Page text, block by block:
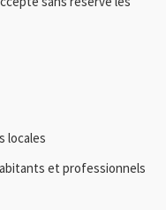
locales
et professionnels